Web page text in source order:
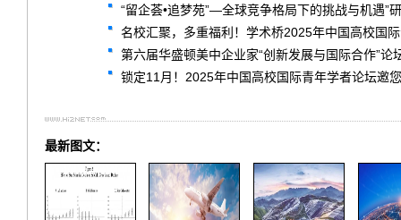
“留企荟•追梦苑”—全球竞争格局下的挑战与机遇”
名校汇聚，多重福利！学术桥2025年中国高校国
第六届华盛顿美中企业家“创新发展与国际合作”论
锁定11月！2025年中国高校国际青年学者论坛邀
最新图文：